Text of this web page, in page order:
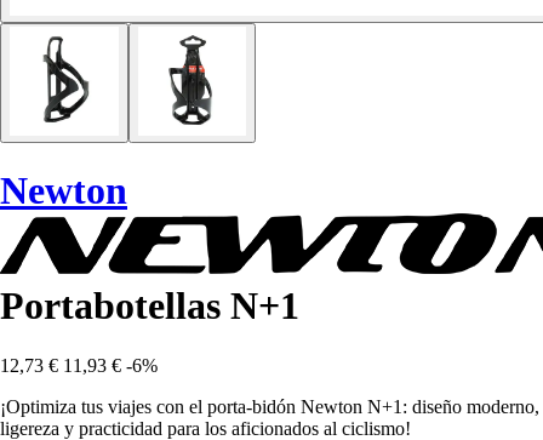
Newton
Portabotellas N+1
12,73 € 11,93 € -6%
¡Optimiza tus viajes con el porta-bidón Newton N+1: diseño moderno,
ligereza y practicidad para los aficionados al ciclismo!